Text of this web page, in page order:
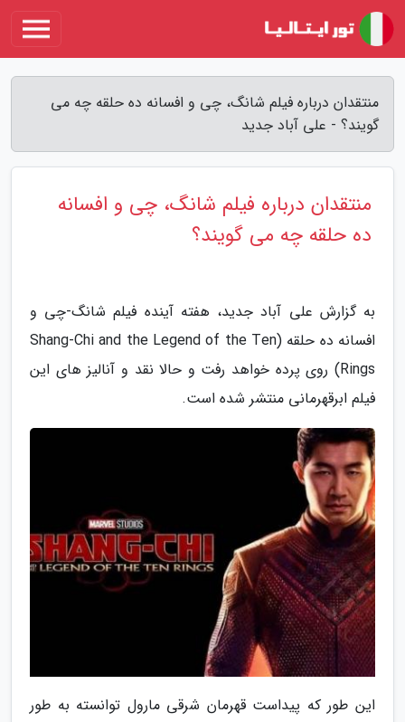
منتقدان درباره فیلم شانگ، چی و افسانه ده حلقه چه می
گویند؟ - علی آباد جدید
منتقدان درباره فیلم شانگ، چی و افسانه
ده حلقه چه می گویند؟
به گزارش علی آباد جدید، هفته آینده فیلم شانگ-چی و
افسانه ده حلقه (Shang-Chi and the Legend of the Ten
Rings) روی پرده خواهد رفت و حالا نقد و آنالیز های این
فیلم ابرقهرمانی منتشر شده است.
این طور که پیداست قهرمان شرقی مارول توانسته به طور